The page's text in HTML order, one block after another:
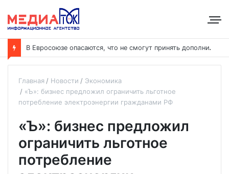
ВЕвросоюзе опасаются, что не смогут принять дополнительных участников
Главная Новости
Экономика
«Ъ»: бизнес предложил ограничить льготное
потребление электроэнергии гражданами РФ
«Ъ»: бизнес предложил
ограничить льготное
потребление